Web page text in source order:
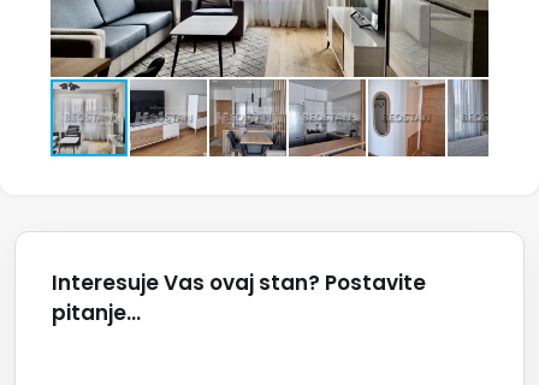
Interesuje Vas ovaj stan? Postavite
pitanje...